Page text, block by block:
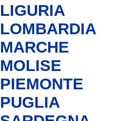
LIGURIA
LOMBARDIA
MARCHE
MOLISE
PIEMONTE
PUGLIA